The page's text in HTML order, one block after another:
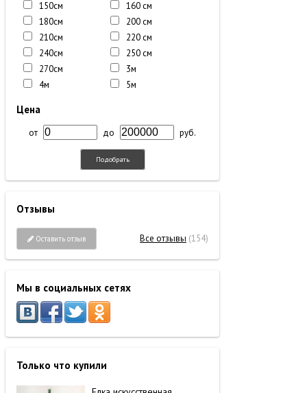
150см
160 см
180см
200 см
210см
220 см
240см
250 см
270см
3м
4м
5м
Цена
от до руб.
Подобрать
Отзывы
Оставить отзыв Все отзывы (154)
Мы в социальных сетях
Только что купили